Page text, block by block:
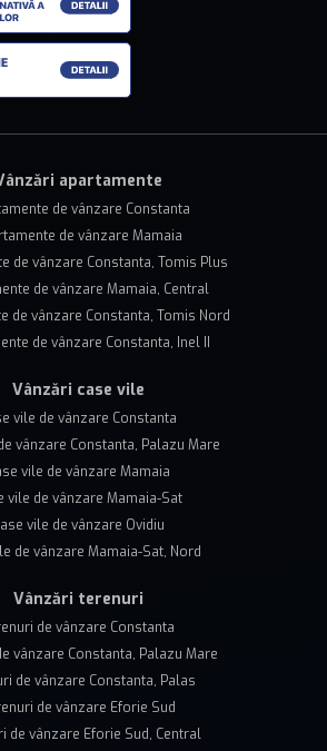
apartamente
de vânzare Constanta
de vânzare Mamaia
de vânzare Constanta, Tomis Plus
de vânzare Mamaia, Central
de vânzare Constanta, Tomis Nord
de vânzare Constanta, Inel II
Vânzări case vile
vile de vânzare Constanta
vânzare Constanta, Palazu Mare
vile de vânzare Mamaia
vile de vânzare Mamaia-Sat
vile de vânzare Ovidiu
de vânzare Mamaia-Sat, Nord
Vânzări terenuri
de vânzare Constanta
vânzare Constanta, Palazu Mare
de vânzare Constanta, Palas
de vânzare Eforie Sud
de vânzare Eforie Sud, Central